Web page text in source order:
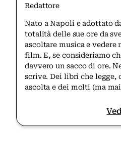
Redattore
Nato a Napoli e adottato
totalità delle sue ore da
ascoltare musica e
film. E, se consideriamo
davvero un sacco di ore.
scrive. Dei libri che legge,
ascolta e dei molti (ma